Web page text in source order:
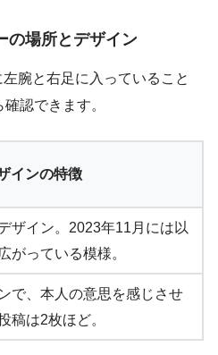
の場所とデザイン
腕と右足に入っていること
認できます。
インの特徴
ザイン。2023年11月には以
がっている模様。
で、本人の意思を感じさせ
稿は2枚ほど。